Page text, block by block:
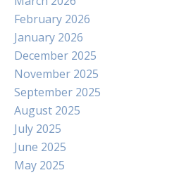
February 2026
January 2026
December 2025
November 2025
September 2025
August 2025
July 2025
June 2025
May 2025